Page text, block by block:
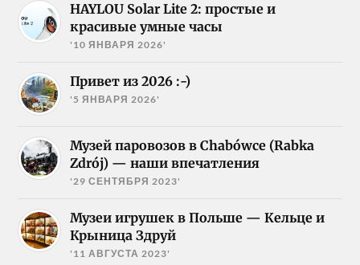
HAYLOU Solar Lite 2: простые и
красивые умные часы
'10 ЯНВАРЯ 2026'
Привет из 2026 :-)
'5 ЯНВАРЯ 2026'
Музей паровозов в Chabówce (Rabka
Zdrój) — наши впечатления
'29 СЕНТЯБРЯ 2023'
Музеи игрушек в Польше — Кельце и
Крыница Здруй
'11 АВГУСТА 2023'